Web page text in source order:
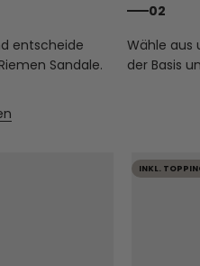
entscheide
Sandale.
02
Wähle aus
der Basis
INKL.